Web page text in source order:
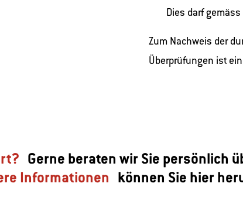
Dies darf
Zum Nachweis der
Überprüfungen ist
Gerne beraten wir Sie persönlich
Informationen können Sie hier